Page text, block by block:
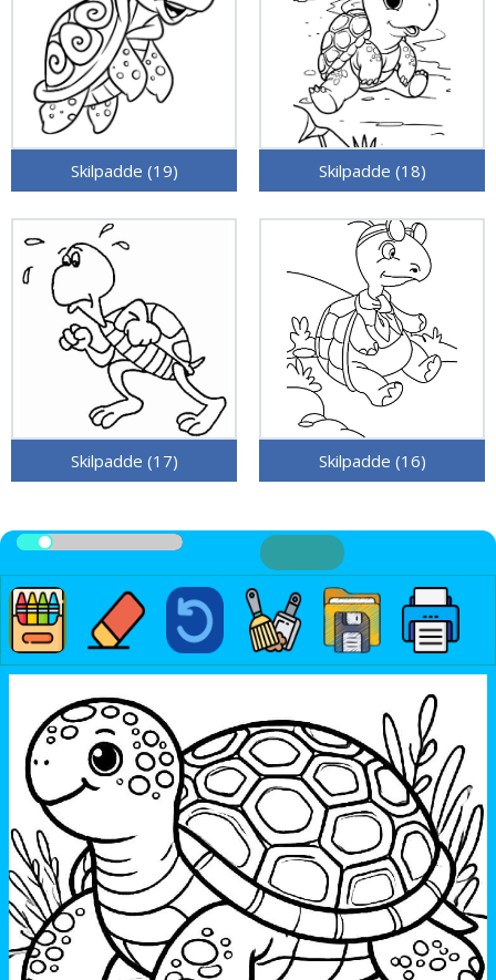
Skilpadde (19) Skilpadde (18)
Skilpadde (17) Skilpadde (16)